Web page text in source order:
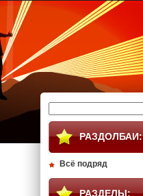
РАЗДОЛБАИ:
Всё подряд
РАЗДЕЛЫ: